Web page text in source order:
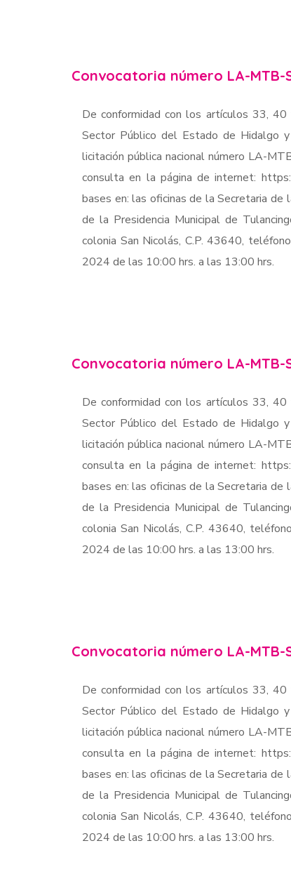
Convocatoria número LA-MTB-
De conformidad con los artículos 33,
Sector Público del Estado de Hidalgo
licitación pública nacional número LA-
consulta en la página de internet:
bases en: las oficinas de la Secretaria de
de la Presidencia Municipal de
colonia San Nicolás, C.P. 43640,
2024 de las 10:00 hrs. a las 13:00 hrs.
Convocatoria número LA-MTB-
De conformidad con los artículos 33,
Sector Público del Estado de Hidalgo
licitación pública nacional número LA-
consulta en la página de internet:
bases en: las oficinas de la Secretaria de
de la Presidencia Municipal de
colonia San Nicolás, C.P. 43640,
2024 de las 10:00 hrs. a las 13:00 hrs.
Convocatoria número LA-MTB-
De conformidad con los artículos 33,
Sector Público del Estado de Hidalgo
licitación pública nacional número LA-
consulta en la página de internet:
bases en: las oficinas de la Secretaria de
de la Presidencia Municipal de
colonia San Nicolás, C.P. 43640,
2024 de las 10:00 hrs. a las 13:00 hrs.